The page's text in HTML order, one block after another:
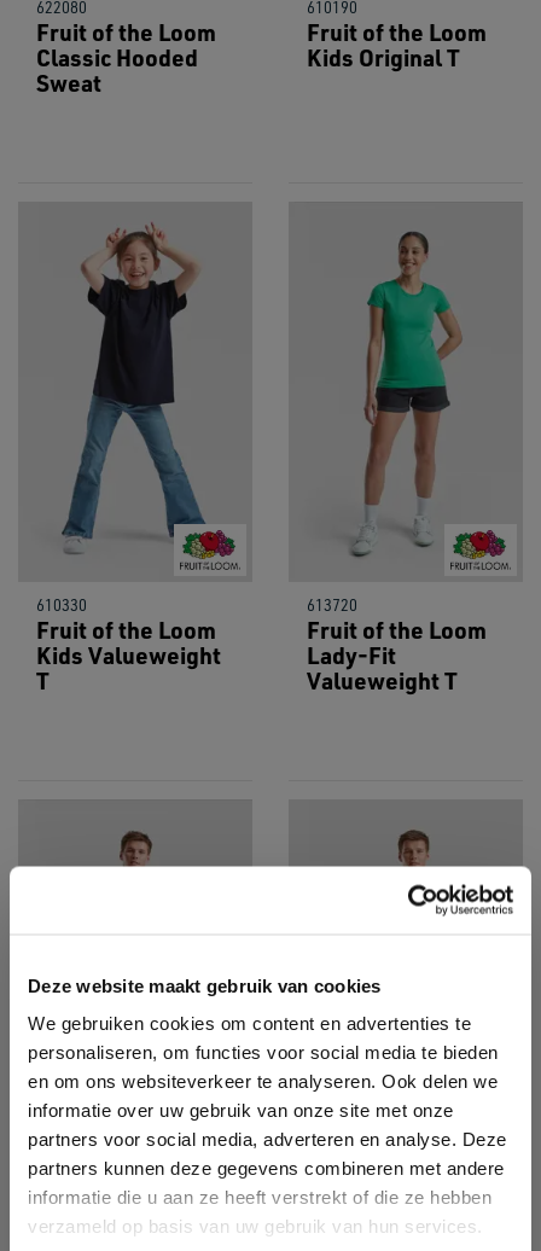
Deze website maakt gebruik van cookies
We gebruiken cookies om content en advertenties te
personaliseren, om functies voor social media te bieden
en om ons websiteverkeer te analyseren. Ook delen we
informatie over uw gebruik van onze site met onze
partners voor social media, adverteren en analyse. Deze
partners kunnen deze gegevens combineren met andere
informatie die u aan ze heeft verstrekt of die ze hebben
verzameld op basis van uw gebruik van hun services.
622080
Fruit of the Loom
Classic Hooded
Sweat
610190
Fruit of the Loom
Kids Original T
610330
Fruit of the Loom
Kids Valueweight
T
613720
Fruit of the Loom
Lady-Fit
Valueweight T
610820
Fruit of the Loom
610360
Fruit of the Loom